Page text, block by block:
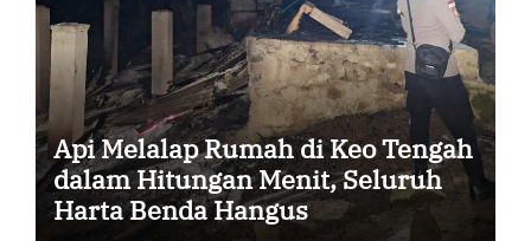
Api Melalap Rumah di Keo Tengah
dalam Hitungan Menit, Seluruh
Harta Benda Hangus